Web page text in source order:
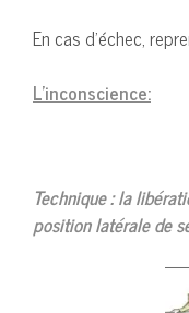
En cas d’échec,
L’inconscience:
Technique : la
position latérale de